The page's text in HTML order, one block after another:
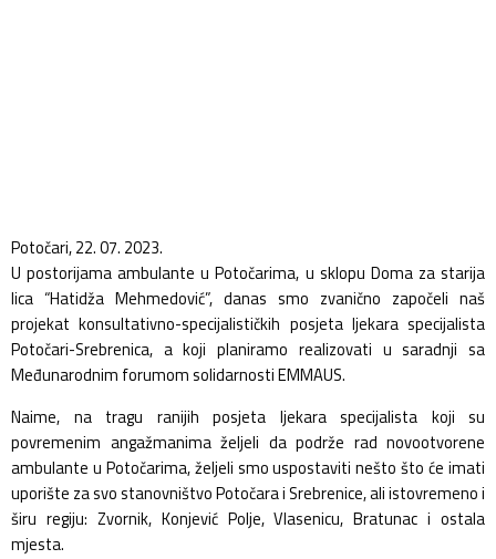
Potočari, 22. 07. 2023.
U postorijama ambulante u Potočarima, u sklopu Doma za starija
lica “Hatidža Mehmedović”, danas smo zvanično započeli naš
projekat konsultativno-specijalističkih posjeta ljekara specijalista
Potočari-Srebrenica, a koji planiramo realizovati u saradnji sa
Međunarodnim forumom solidarnosti EMMAUS.
Naime, na tragu ranijih posjeta ljekara specijalista koji su
povremenim angažmanima željeli da podrže rad novootvorene
ambulante u Potočarima, željeli smo uspostaviti nešto što će imati
uporište za svo stanovništvo Potočara i Srebrenice, ali istovremeno i
širu regiju: Zvornik, Konjević Polje, Vlasenicu, Bratunac i ostala
mjesta.